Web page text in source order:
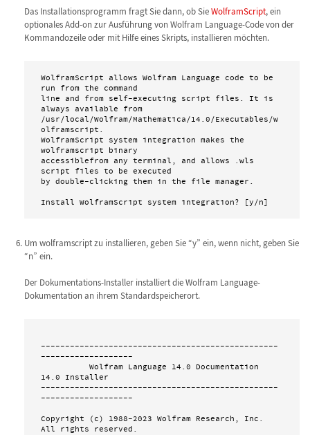
Das Installationsprogramm fragt Sie dann, ob SieWolframScript, ein
optionales Add-on zur Ausführung von Wolfram Language-Code von der
Kommandozeile oder mit Hilfe eines Skripts, installieren möchten.
WolframScript allows Wolfram Language code to be
run from the command
line and from self-executing script files. It is
always available from
/usr/local/Wolfram/Mathematica/14.0/Executables/w
olframscript.
WolframScript system integration makes the
wolframscript binary
accessiblefrom any terminal, and allows .wls
script files to be executed
by double-clicking them in the file manager.
Install WolframScript system integration? [y/n]
Um wolframscript zu installieren, geben Sie “y” ein, wenn nicht, geben Sie
“n” ein.
Der Dokumentations-Installer installiert die Wolfram Language-
Dokumentation an ihrem Standardspeicherort.
-------------------------------------------------
-------------------
14.0 Installer
-------------------------------------------------
-------------------
Copyright (c) 1988-2023 Wolfram Research, Inc.
All rights reserved.